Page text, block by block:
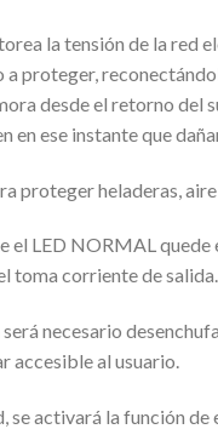
la tensión de la red
proteger,
desde el retorno del
ese instante que
proteger heladeras,
LED NORMAL
toma corriente de salida.
necesario
accesible al usuario.
activará la función de